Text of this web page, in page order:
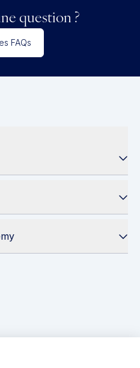
question ?
FAQs